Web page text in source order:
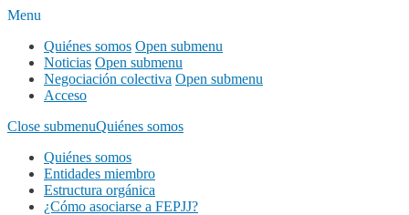
Menu
Quiénes somos Open submenu
Noticias Open submenu
Negociación colectiva Open submenu
Acceso
Close submenuQuiénes somos
Quiénes somos
Entidades miembro
Estructura orgánica
¿Cómo asociarse a FEPJJ?